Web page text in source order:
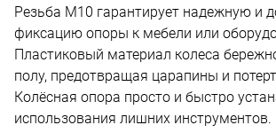
Резьба M10 гарантирует надежную и
фиксацию опоры к мебели или
Пластиковый материал колеса
полу, предотвращая царапины и
Колёсная опора просто и быстро
использования лишних инструментов.